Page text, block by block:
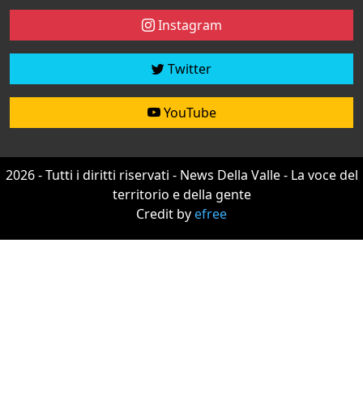
Instagram
Twitter
YouTube
2026 - Tutti i diritti riservati - News Della Valle - La voce del
territorio e della gente
Credit byefree